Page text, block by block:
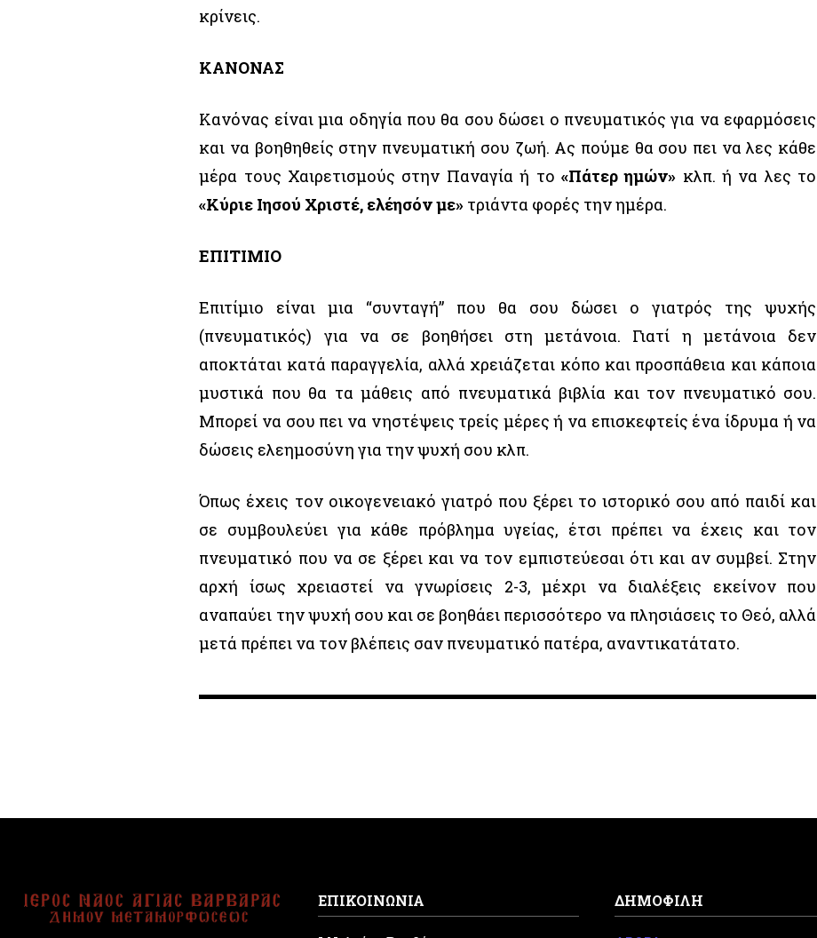
κρίνεις.
ΚΑΝΟΝΑΣ
Κανόνας είναι μια οδηγία που θα σου δώσει ο πνευματικός για να εφαρμόσεις
και να βοηθηθείς στην πνευματική σου ζωή. Ας πούμε θα σου πει να λες κάθε
μέρα τους Χαιρετισμούς στην Παναγία ή το «Πάτερ ημών» κλπ. ή να λες το
«Κύριε Ιησού Χριστέ, ελέησόν με» τριάντα φορές την ημέρα.
ΕΠΙΤΙΜΙΟ
Επιτίμιο είναι μια “συνταγή” που θα σου δώσει ο γιατρός της ψυχής
(πνευματικός) για να σε βοηθήσει στη μετάνοια. Γιατί η μετάνοια δεν
αποκτάται κατά παραγγελία, αλλά χρειάζεται κόπο και προσπάθεια και κάποια
μυστικά που θα τα μάθεις από πνευματικά βιβλία και τον πνευματικό σου.
Μπορεί να σου πει να νηστέψεις τρείς μέρες ή να επισκεφτείς ένα ίδρυμα ή να
δώσεις ελεημοσύνη για την ψυχή σου κλπ.
Όπως έχεις τον οικογενειακό γιατρό που ξέρει το ιστορικό σου από παιδί και
σε συμβουλεύει για κάθε πρόβλημα υγείας, έτσι πρέπει να έχεις και τον
πνευματικό που να σε ξέρει και να τον εμπιστεύεσαι ότι και αν συμβεί. Στην
αρχή ίσως χρειαστεί να γνωρίσεις 2-3, μέχρι να διαλέξεις εκείνον που
αναπαύει την ψυχή σου και σε βοηθάει περισσότερο να πλησιάσεις το Θεό, αλλά
μετά πρέπει να τον βλέπεις σαν πνευματικό πατέρα, αναντικατάτατο.
ΕΠΙΚΟΙΝΩΝΙΑ ΔΗΜΟΦΙΛΗ